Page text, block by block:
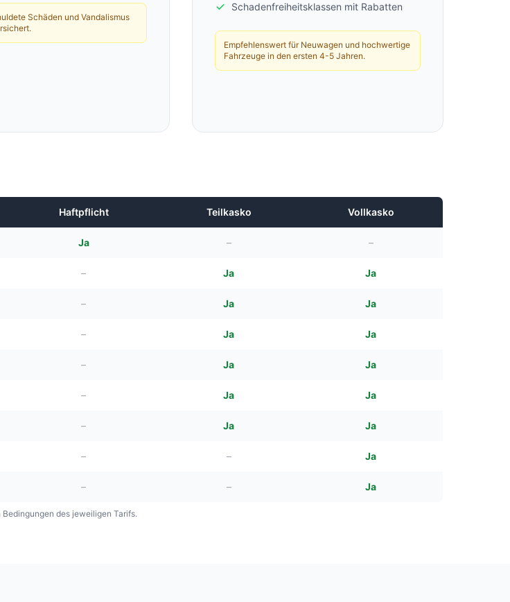
Schäden und Vandalismus
Schadenfreiheitsklassen mit Rabatten
Empfehlenswert für Neuwagen und hochwertige
Fahrzeuge in den ersten 4-5 Jahren.
Haftpflicht Teilkasko Vollkasko
Ja – –
– Ja Ja
– Ja Ja
– Ja Ja
– Ja Ja
– Ja Ja
– Ja Ja
– – Ja
– – Ja
des jeweiligen Tarifs.